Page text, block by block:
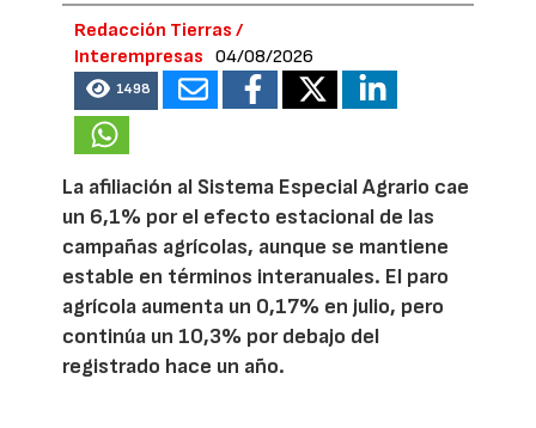
Redacción Tierras /
Interempresas
04/08/2026
1498
La afiliación al Sistema Especial Agrario cae
un 6,1% por el efecto estacional de las
campañas agrícolas, aunque se mantiene
estable en términos interanuales. El paro
agrícola aumenta un 0,17% en julio, pero
continúa un 10,3% por debajo del
registrado hace un año.